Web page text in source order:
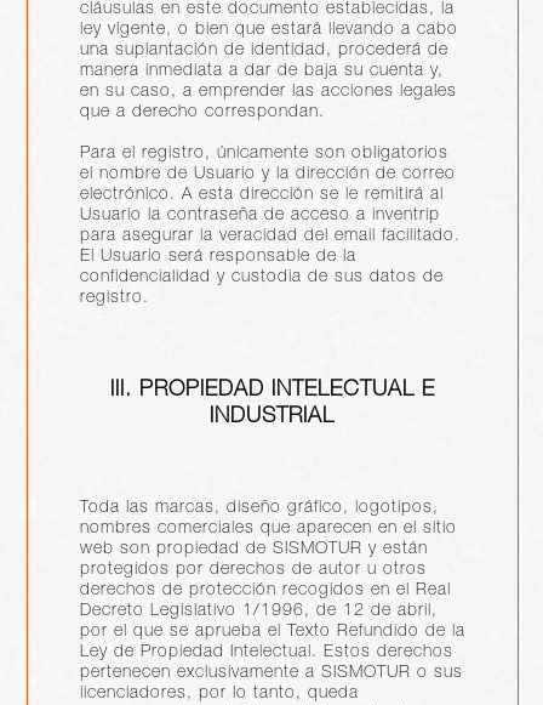
cláusulas en este documento establecidas, la
ley vigente, o bien que estará llevando a cabo
una suplantación de identidad, procederá de
manera inmediata a dar de baja su cuenta y,
en su caso, a emprender las acciones legales
que a derecho correspondan.
Para el registro, únicamente son obligatorios
el nombre de Usuario y la dirección de correo
electrónico. A esta dirección se le remitirá al
Usuario la contraseña de acceso a inventrip
para asegurar la veracidad del email facilitado.
El Usuario será responsable de la
confidencialidad y custodia de sus datos de
registro.
III. PROPIEDAD INTELECTUAL E
INDUSTRIAL
Toda las marcas, diseño gráfico, logotipos,
nombres comerciales que aparecen en el sitio
web son propiedad de SISMOTUR y están
protegidos por derechos de autor u otros
derechos de protección recogidos en el Real
Decreto Legislativo 1/1996, de 12 de abril,
por el que se aprueba el Texto Refundido de la
Ley de Propiedad Intelectual. Estos derechos
pertenecen exclusivamente a SISMOTUR o sus
licenciadores, por lo tanto, queda